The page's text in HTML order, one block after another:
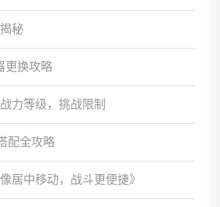
秘
更换攻略
力等级，挑战限制
配全攻略
居中移动，战斗更便捷》